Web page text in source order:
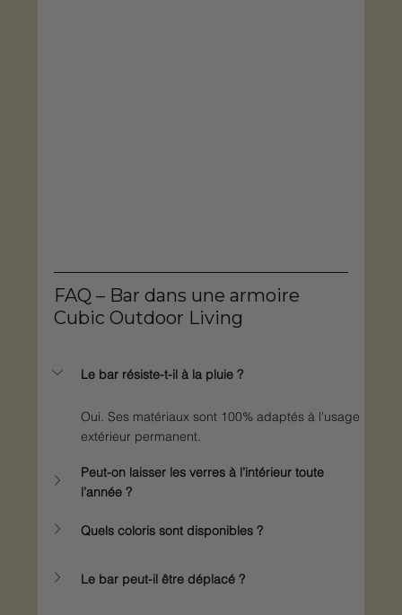
FAQ – Bar dans une armoire
Cubic Outdoor Living
Le bar résiste-t-il à la pluie ?
Oui. Ses matériaux sont 100% adaptés à l’usage
extérieur permanent.
Peut-on laisser les verres à l’intérieur toute
l’année ?
Quels coloris sont disponibles ?
Le bar peut-il être déplacé ?